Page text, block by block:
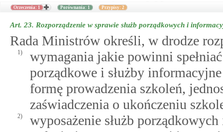
Orzeczenia: 1 Porównania: 1 Przypisy: 2
Art. 23. Rozporządzenie w sprawie służb porządkowych i
Rada Ministrów określi, w drodze
1)
wymagania jakie powinni
porządkowe i służby
formę prowadzenia szkoleń,
zaświadczenia o ukończeniu
2)
wyposażenie służb